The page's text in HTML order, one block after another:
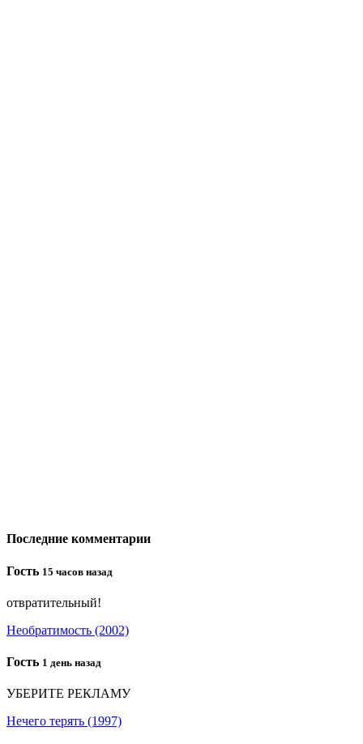
Последние комментарии
Гость 15 часов назад
отвратительный!
Необратимость (2002)
Гость 1 день назад
УБЕРИТЕ РЕКЛАМУ
Нечего терять (1997)